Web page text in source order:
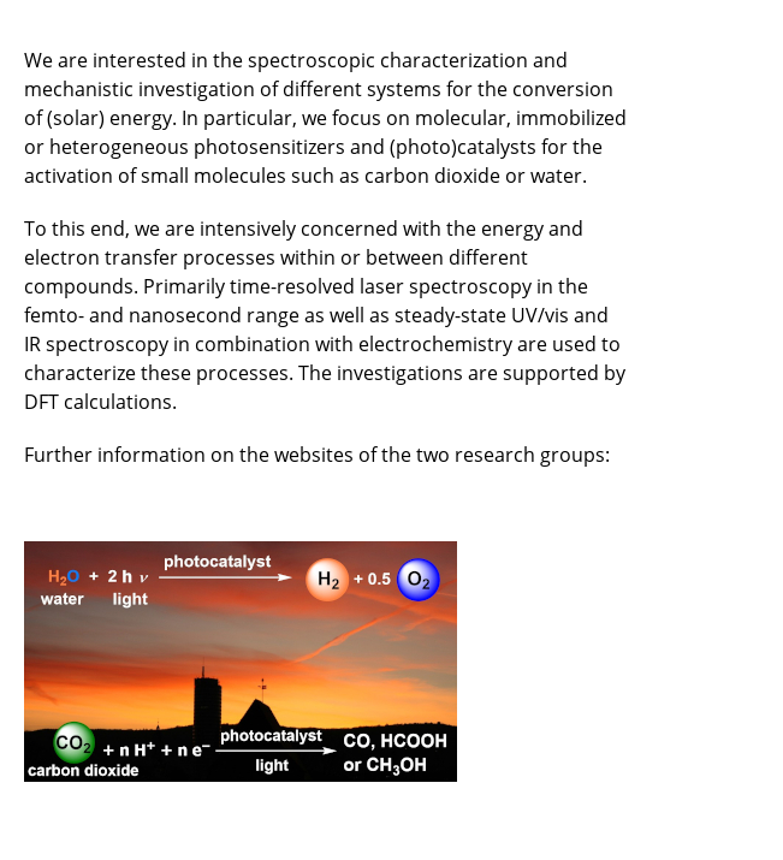
We are interested in the spectroscopic characterization and
mechanistic investigation of different systems for the conversion
of (solar) energy. In particular, we focus on molecular, immobilized
or heterogeneous photosensitizers and (photo)catalysts for the
activation of small molecules such as carbon dioxide or water.
To this end, we are intensively concerned with the energy and
electron transfer processes within or between different
compounds. Primarily time-resolved laser spectroscopy in the
femto- and nanosecond range as well as steady-state UV/vis and
IR spectroscopy in combination with electrochemistry are used to
characterize these processes. The investigations are supported by
DFT calculations.
Further information on the websites of the two research groups: